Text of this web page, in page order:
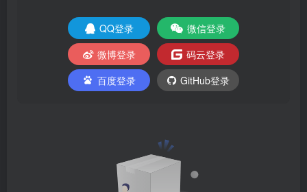
QQ登录
微信登录
微博登录
码云登录
百度登录
GitHub登录